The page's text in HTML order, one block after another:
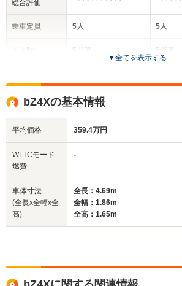
総合評価
乗車定員
サイズ
(全長x全幅x全高)
WLTCモード
5人
5ドア
全高
-m
-
5人
5ドア
▼全てを表示する
bZ4Xの基本情報
平均価格 359.4万円
WLTCモード
燃費
-
車体寸法
(全長x全幅x全
高)
全長：4.69m
全幅：1.86m
全高：1.65m